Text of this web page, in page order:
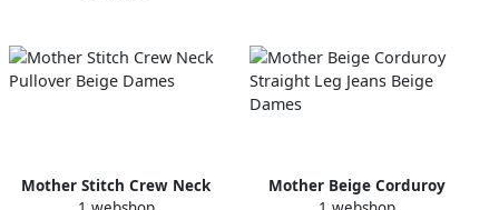
Mother Stitch Crew Neck
Mother Beige Corduroy